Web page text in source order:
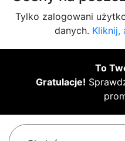
Tylko zalogowani
danych. Kliknij,
To
Gratulacje!